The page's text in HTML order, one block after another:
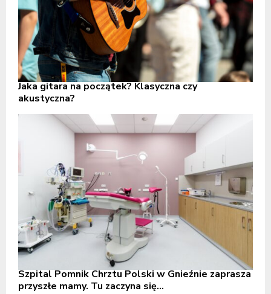
Jaka gitara na początek? Klasyczna czy
akustyczna?
Szpital Pomnik Chrztu Polski w Gnieźnie zaprasza
przyszłe mamy. Tu zaczyna się...